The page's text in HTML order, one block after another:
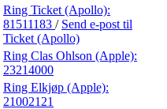
Ring Ticket (Apollo):
81511183 / Send e-post til
Ticket (Apollo)
Ring Clas Ohlson (Apple):
23214000
Ring Elkjøp (Apple):
21002121